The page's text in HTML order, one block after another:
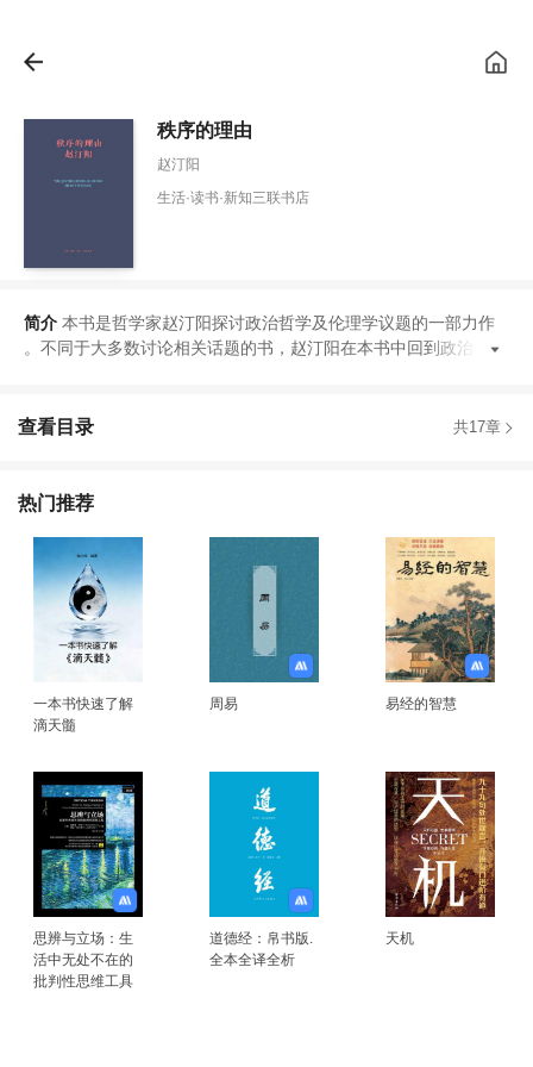
秩序的理由
赵汀阳
生活·读书·新知三联书店
本书是哲学家赵汀阳探讨政治哲学及伦理学议题的一部力作
。 不同于大多数讨论相关话题的书 ， 赵汀阳在本书中回到政治哲学
简介
查看目录 共17章
热门推荐
一本书快速了解
滴天髓
周易 易经的智慧
思辨与立场：生
活中无处不在的
批判性思维工具
道德经：帛书版.
全本全译全析
天机